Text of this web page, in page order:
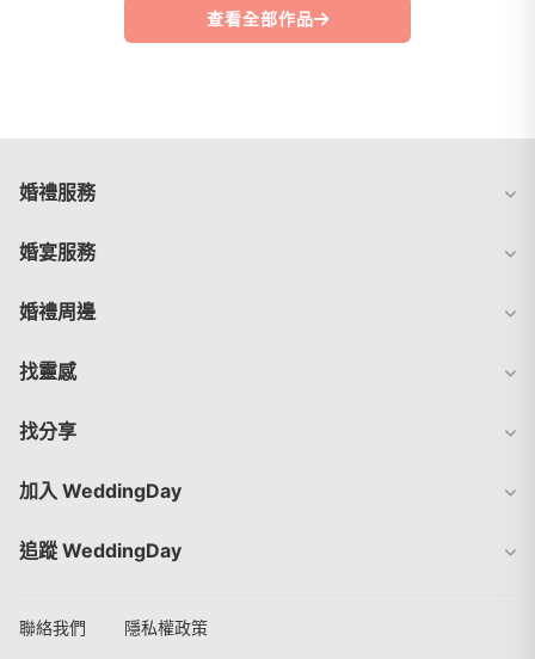
查看全部作品
婚禮服務
婚宴服務
婚禮周邊
找靈感
找分享
加入 WeddingDay
追蹤 WeddingDay
聯絡我們 隱私權政策